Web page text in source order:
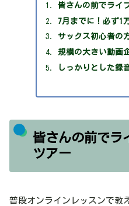
皆さんの前でライ
7月までに！必ず1
サックス初心者の
規模の大きい動画
しっかりとした録
皆さんの前でラ
ツアー
普段オンラインレッスンで教